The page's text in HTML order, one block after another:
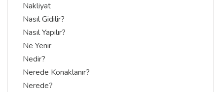
Nakliyat
Nasıl Gidilir?
Nasıl Yapılır?
Ne Yenir
Nedir?
Nerede Konaklanır?
Nerede?